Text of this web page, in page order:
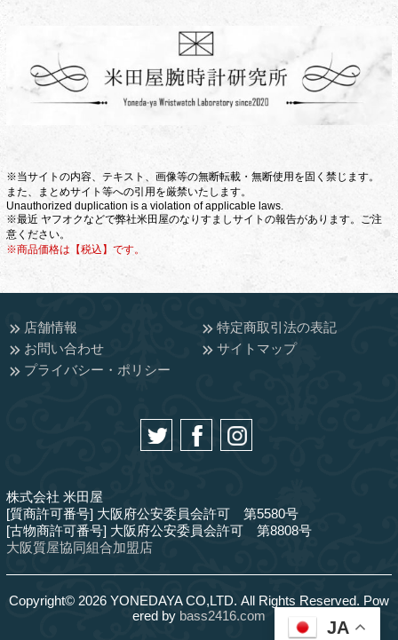
※当サイトの内容、テキスト、画像等の無断転載・無断使用を固く禁じます。
また、まとめサイト等への引用を厳禁いたします。
Unauthorized duplication is a violation of applicable laws.
※最近 ヤフオクなどで弊社米田屋のなりすましサイトの報告があります。ご注
意ください。
※商品価格は【税込】です。
店舗情報
特定商取引法の表記
お問い合わせ
サイトマップ
プライバシー・ポリシー
株式会社 米田屋
[質商許可番号] 大阪府公安委員会許可 第5580号
[古物商許可番号] 大阪府公安委員会許可 第8808号
大阪質屋協同組合加盟店
Copyright© 2026 YONEDAYA CO,LTD. All Rights Reserved. Pow
ered by bass2416.com
JA